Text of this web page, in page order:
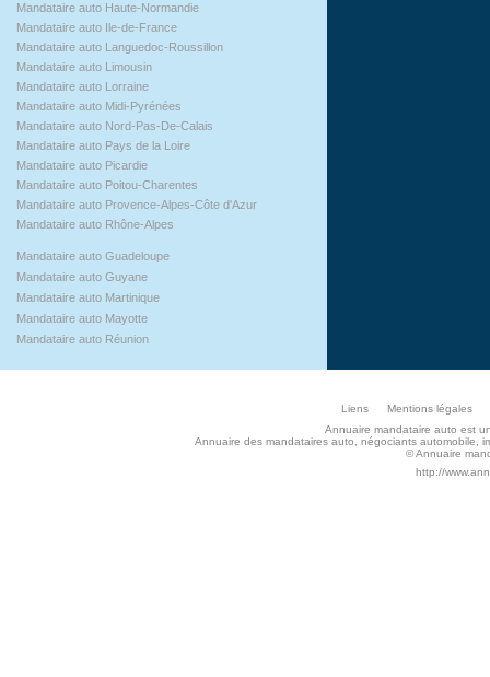
Mandataire auto Haute-Normandie
Mandataire auto Ile-de-France
Mandataire auto Languedoc-Roussillon
Mandataire auto Limousin
Mandataire auto Lorraine
Mandataire auto Midi-Pyrénées
Mandataire auto Nord-Pas-De-Calais
Mandataire auto Pays de la Loire
Mandataire auto Picardie
Mandataire auto Poitou-Charentes
Mandataire auto Provence-Alpes-Côte d'Azur
Mandataire auto Rhône-Alpes
Mandataire auto Guadeloupe
Mandataire auto Guyane
Mandataire auto Martinique
Mandataire auto Mayotte
Mandataire auto Réunion
Liens
Mentions légales
Annuaire mandataire auto est
Annuaire des mandataires auto, négociants automobile,
© Annuaire
http://